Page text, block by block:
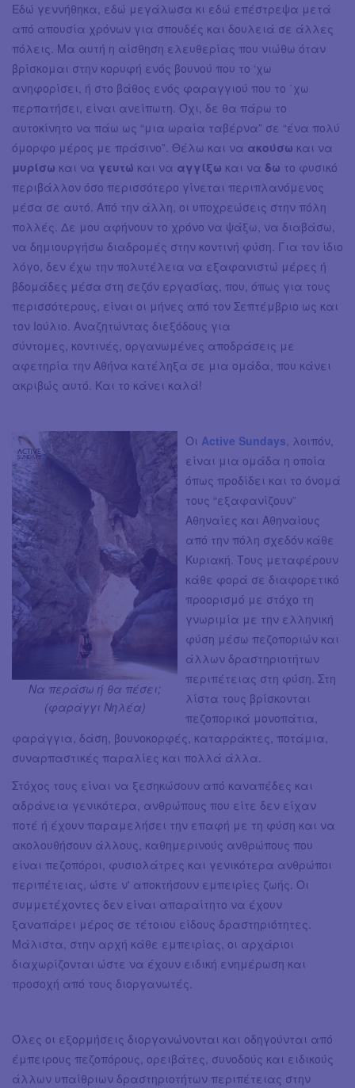
Εδώ γεννήθηκα, εδώ μεγάλωσα κι εδώ επέστρεψα μετά
από απουσία χρόνων για σπουδές και δουλειά σε άλλες
πόλεις. Μα αυτή η αίσθηση ελευθερίας που νιώθω όταν
βρίσκομαι στην κορυφή ενός βουνού που το ‘χω
ανηφορίσει, ή στο βάθος ενός φαραγγιού που το ΄χω
περπατήσει, είναι ανείπωτη. Όχι, δε θα πάρω το
αυτοκίνητο να πάω ως “μια ωραία ταβέρνα” σε “ένα πολύ
όμορφο μέρος με πράσινο”. Θέλω και να ακούσω και να
μυρίσω και να γευτώ και να αγγίξω και να δω το φυσικό
περιβάλλον όσο περισσότερο γίνεται περιπλανόμενος
μέσα σε αυτό. Από την άλλη, οι υποχρεώσεις στην πόλη
πολλές. Δε μου αφήνουν το χρόνο να ψάξω, να διαβάσω,
να δημιουργήσω διαδρομές στην κοντινή φύση. Για τον ίδιο
λόγο, δεν έχω την πολυτέλεια να εξαφανιστώ μέρες ή
βδομάδες μέσα στη σεζόν εργασίας, που, όπως για τους
περισσότερους, είναι οι μήνες από τον Σεπτέμβριο ως και
τον Ιούλιο. Αναζητώντας διεξόδους για
σύντομες, κοντινές, οργανωμένες αποδράσεις με
αφετηρία την Αθήνα κατέληξα σε μια ομάδα, που κάνει
ακριβώς αυτό. Και το κάνει καλά!
Να περάσω ή θα πέσει;
(φαράγγι Νηλέα)
Οι Active Sundays, λοιπόν,
είναι μια ομάδα η οποία
όπως προδίδει και το όνομά
τους “εξαφανίζουν”
Αθηναίες και Αθηναίους
από την πόλη σχεδόν κάθε
Κυριακή. Τους μεταφέρουν
κάθε φορά σε διαφορετικό
προορισμό με στόχο τη
γνωριμία με την ελληνική
φύση μέσω πεζοποριών και
άλλων δραστηριοτήτων
περιπέτειας στη φύση. Στη
λίστα τους βρίσκονται
πεζοπορικά μονοπάτια,
φαράγγια, δάση, βουνοκορφές, καταρράκτες, ποτάμια,
συναρπαστικές παραλίες και πολλά άλλα.
Στόχος τους είναι να ξεσηκώσουν από καναπέδες και
αδράνεια γενικότερα, ανθρώπους που είτε δεν είχαν
ποτέ ή έχουν παραμελήσει την επαφή με τη φύση και να
ακολουθήσουν άλλους, καθημερινούς ανθρώπους που
είναι πεζοπόροι, φυσιολάτρες και γενικότερα ανθρώποι
περιπέτειας, ώστε ν' αποκτήσουν εμπειρίες ζωής. Οι
συμμετέχοντες δεν είναι απαραίτητο να έχουν
ξαναπάρει μέρος σε τέτοιου είδους δραστηριότητες.
Μάλιστα, στην αρχή κάθε εμπειρίας, οι αρχάριοι
διαχωρίζονται ώστε να έχουν ειδική ενημέρωση και
προσοχή από τους διοργανωτές.
Όλες οι εξορμήσεις διοργανώνονται και οδηγούνται από
έμπειρους πεζοπόρους, ορειβάτες, συνοδούς και ειδικούς
άλλων υπαίθριων δραστηριοτήτων περιπέτειας στην